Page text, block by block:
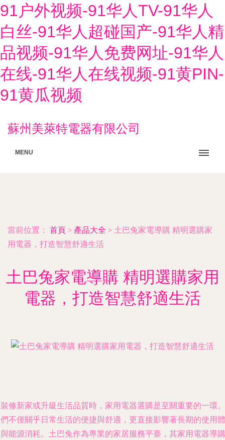
91户外视频-91华人TV-91华人
白丝-91华人超碰国产-91华人精
品视频-91华人免费网址-91华人
在线-91华人在线视频-91黄PIN-
91黄瓜视频
蘇州美萊特電器有限公司
MENU
當前位置： 首頁 > 產品大全 > 土巴兔家電導購 精明選購家
用電器，打造智慧舒適生活
土巴兔家電導購 精明選購家用
電器，打造智慧舒適生活
修新家或升級生活品質時，家用電器選購是至關重要的一環。
不僅關乎日常生活的便捷與舒適，更直接影響著長期的使用體
能源消耗。土巴兔作為專業的家居服務平臺，其家用電器導購